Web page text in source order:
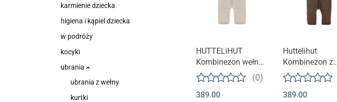
karmienie dziecka
higiena i kąpiel dziecka
w podróży
kocyki
ubrania
ubrania z wełny
kurtki
HUTTELiHUT
Kombinezon wełna
merino ALLIE uszy |
Camel Melange
(0)
389.00
Huttelihut
Kombinezon z
wełny merino z
uszkami | Dark
Brown Melange
389.00